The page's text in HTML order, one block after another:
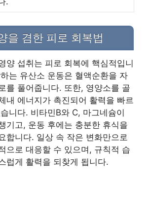
을 겸한 피로 회복법
양 섭취는 피로 회복에 핵심적입니
는 유산소 운동은 혈액순환을 자
를 풀어줍니다. 또한, 영양소를 골
내 에너지가 촉진되어 활력을 빠르
니다. 비타민B와 C, 마그네슘이
기고, 운동 후에는 충분한 휴식을
합니다. 일상 속 작은 변화만으로
으로 대응할 수 있으며, 규칙적 습
럽게 활력을 되찾게 됩니다.